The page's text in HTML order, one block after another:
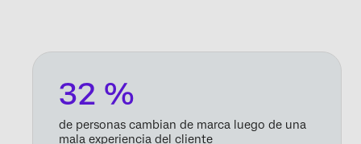
32 %
de personas cambian de marca luego de una
mala experiencia del cliente